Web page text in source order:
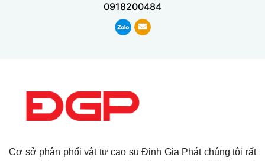
0918200484
Cơ sở phân phối vật tư cao su Đinh Gia Phát chúng tôi rất